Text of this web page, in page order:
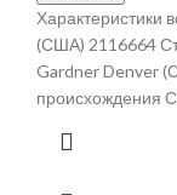
Характеристики
(США) 2116664
Gardner Denver
происхождения